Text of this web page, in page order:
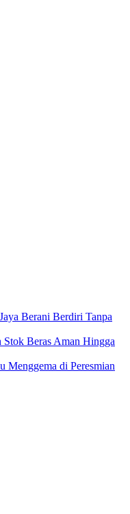
Berani Berdiri Tanpa
Beras Aman Hingga
Menggema di Peresmian